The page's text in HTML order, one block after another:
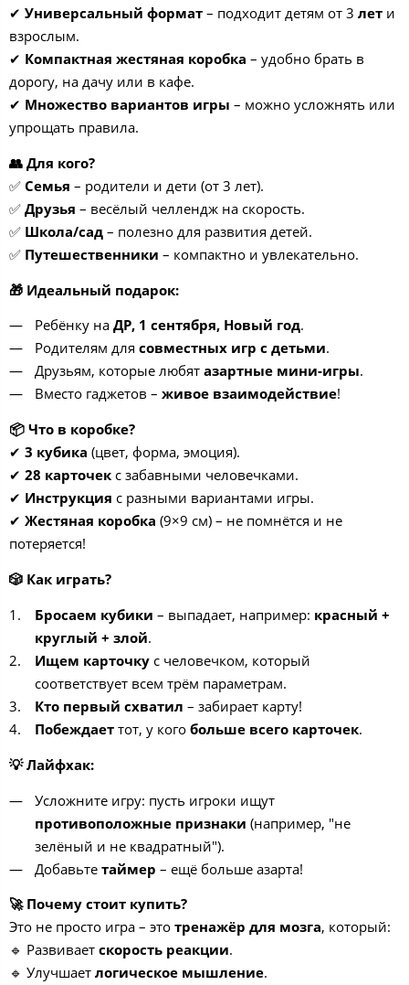
✔ Универсальный формат – подходит детям от 3 лет и
взрослым.
✔ Компактная жестяная коробка – удобно брать в
дорогу, на дачу или в кафе.
✔ Множество вариантов игры – можно усложнять или
упрощать правила.
👥 Для кого?
✅ Семья – родители и дети (от 3 лет).
✅ Друзья – весёлый челлендж на скорость.
✅ Школа/сад – полезно для развития детей.
✅ Путешественники – компактно и увлекательно.
🎁 Идеальный подарок:
Ребёнку на ДР, 1 сентября, Новый год.
Родителям для совместных игр с детьми.
Друзьям, которые любят азартные мини-игры.
Вместо гаджетов – живое взаимодействие!
📦 Что в коробке?
✔ 3 кубика (цвет, форма, эмоция).
✔ 28 карточек с забавными человечками.
✔ Инструкция с разными вариантами игры.
✔ Жестяная коробка (9×9 см) – не помнётся и не
потеряется!
🎲 Как играть?
Бросаем кубики – выпадает, например: красный +
круглый + злой.
Ищем карточкус человечком, который
соответствует всем трём параметрам.
Кто первый схватил – забирает карту!
Побеждаеттот, у кого больше всего карточек.
💡 Лайфхак:
Усложните игру: пусть игроки ищут
противоположные признаки (например, "не
зелёный и не квадратный").
Добавьте таймер – ещё больше азарта!
🚀 Почему стоит купить?
Это не просто игра – это тренажёр для мозга, который:
🔹 Развивает скорость реакции.
🔹 Улучшает логическое мышление.